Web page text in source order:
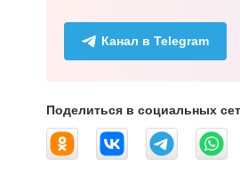
Канал в Telegram
Поделиться в социальных